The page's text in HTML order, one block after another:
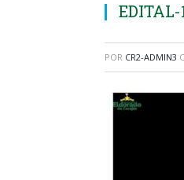
EDITAL-
POR CR2-ADMIN3